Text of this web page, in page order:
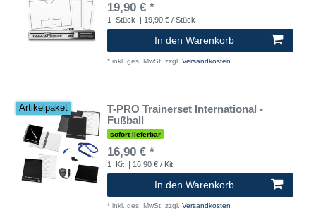
19,90 € *
1 Stück | 19,90 € / Stück
In den Warenkorb
* inkl. ges. MwSt. zzgl. Versandkosten
Artikelpaket
T-PRO Trainerset International -
Fußball
sofort lieferbar
16,90 € *
1 Kit | 16,90 € / Kit
In den Warenkorb
* inkl. ges. MwSt. zzgl. Versandkosten